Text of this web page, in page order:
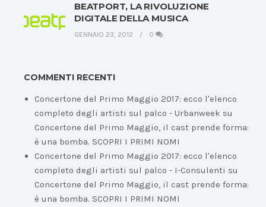
BEATPORT, LA RIVOLUZIONE
DIGITALE DELLA MUSICA
GENNAIO 23, 2012 0
COMMENTI RECENTI
Concertone del Primo Maggio 2017: ecco l'elenco
completo degli artisti sul palco - Urbanweek su
Concertone del Primo Maggio, il cast prende forma:
è una bomba. SCOPRI I PRIMI NOMI
Concertone del Primo Maggio 2017: ecco l'elenco
completo degli artisti sul palco - I-Consulenti su
Concertone del Primo Maggio, il cast prende forma:
è una bomba. SCOPRI I PRIMI NOMI